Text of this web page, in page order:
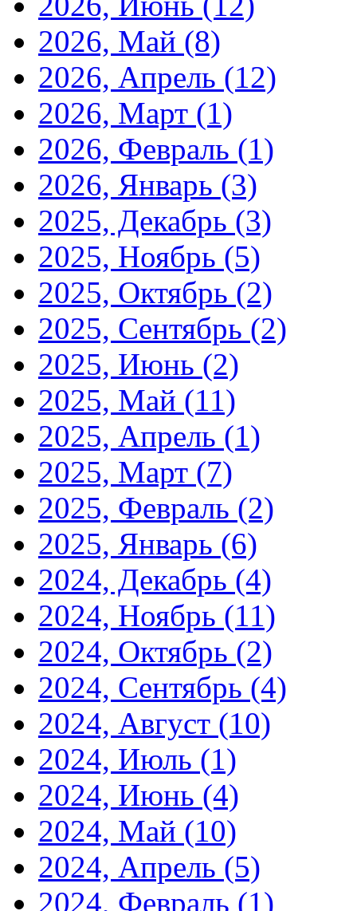
2026, Май (8)
2026, Апрель (12)
2026, Март (1)
2026, Февраль (1)
2026, Январь (3)
2025, Декабрь (3)
2025, Ноябрь (5)
2025, Октябрь (2)
2025, Сентябрь (2)
2025, Июнь (2)
2025, Май (11)
2025, Апрель (1)
2025, Март (7)
2025, Февраль (2)
2025, Январь (6)
2024, Декабрь (4)
2024, Ноябрь (11)
2024, Октябрь (2)
2024, Сентябрь (4)
2024, Август (10)
2024, Июль (1)
2024, Июнь (4)
2024, Май (10)
2024, Апрель (5)
2024, Февраль (1)